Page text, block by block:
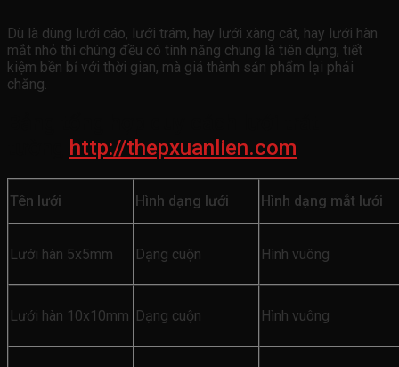
Dù là dùng lưới cáo, lưới trám, hay lưới xàng cát, hay lưới hàn
mắt nhỏ thì chúng đều có tính năng chung là tiên dụng, tiết
kiệm bền bỉ với thời gian, mà giá thành sản phẩm lại phải
chăng.
http://thepxuanlien.com
Tên lưới Hình dạng lưới Hình dạng mắt lưới
Lưới hàn 5x5mm Dạng cuộn Hình vuông
Lưới hàn 10x10mm Dạng cuộn Hình vuông